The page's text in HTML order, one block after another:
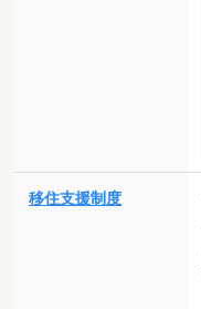
移住支援制度